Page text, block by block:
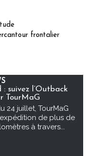
frontalier
suivez l’Outback
TourMaG
24 juillet, TourMaG
de plus de
à travers...